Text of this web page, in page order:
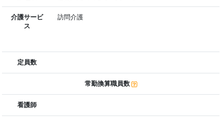
介護サービ
ス
訪問介護
定員数
常勤換算職員数
看護師